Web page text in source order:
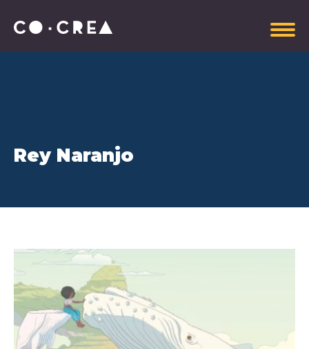
Plataforma estratégica
Contrataciones
Aportantes
Explora
¿En qué consiste el beneficio tributario que
promueve CoCrea?
Rey Naranjo